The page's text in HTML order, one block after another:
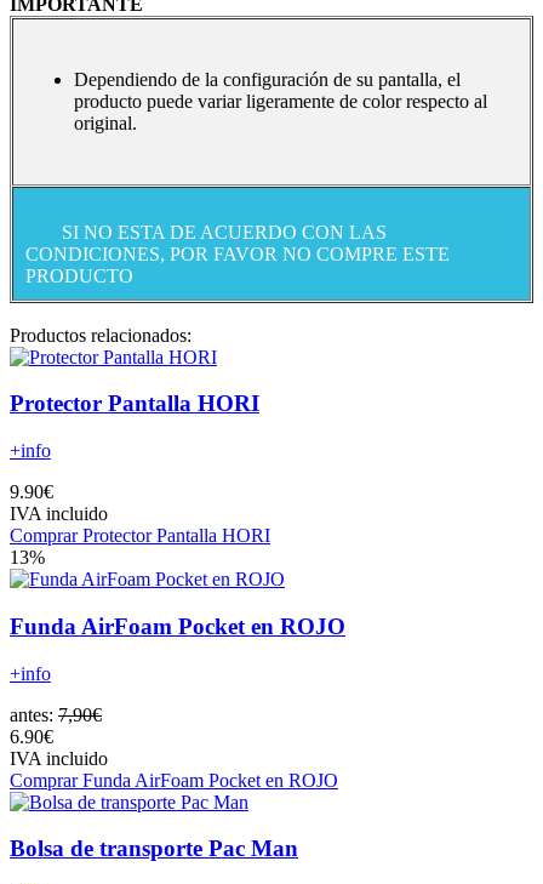
Dependiendo de la configuración de su pantalla, el
producto puede variar ligeramente de color respecto al
original.
SI NO ESTA DE ACUERDO CON LAS
CONDICIONES, POR FAVOR NO COMPRE ESTE
PRODUCTO
Productos relacionados:
Protector Pantalla HORI
+info
9.90€
IVA incluido
Comprar Protector Pantalla HORI
13%
Funda AirFoam Pocket en ROJO
+info
antes: 7,90€
6.90€
IVA incluido
Comprar Funda AirFoam Pocket en ROJO
Bolsa de transporte Pac Man